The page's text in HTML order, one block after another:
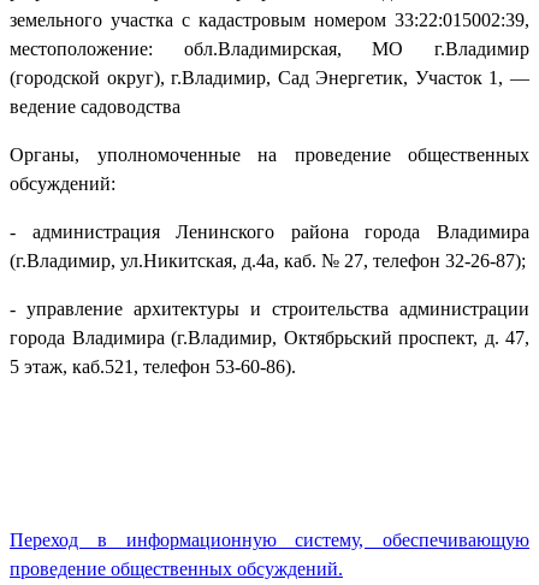
земельного участка с кадастровым номером 33:22:015002:39,
местоположение: обл.Владимирская, МО г.Владимир
(городской округ), г.Владимир, Сад Энергетик, Участок 1, —
ведение садоводства
Органы, уполномоченные на проведение общественных
обсуждений:
- администрация Ленинского района города Владимира
(г.Владимир, ул.Никитская, д.4а, каб. № 27, телефон 32-26-87);
- управление архитектуры и строительства администрации
города Владимира (г.Владимир, Октябрьский проспект, д. 47,
5 этаж, каб.521, телефон 53-60-86).
Переход в информационную систему, обеспечивающую
проведение общественных обсуждений.